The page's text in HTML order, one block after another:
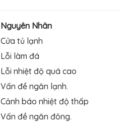
Nguyên Nhân
Cửa tủ lạnh
Lỗi làm đá
Lỗi nhiệt độ quá cao
Vấn đề ngăn lạnh.
Cảnh báo nhiệt độ thấp
Vấn đề ngăn đông.